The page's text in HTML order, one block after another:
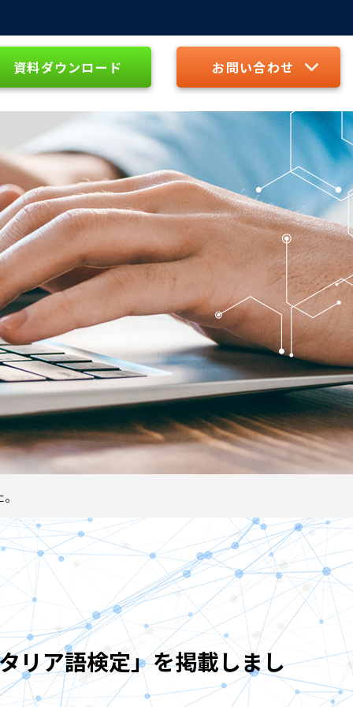
資料ダウンロード お問い合わせ
リア語検定」を掲載しまし